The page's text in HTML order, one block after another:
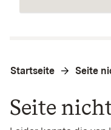
Startseite Seite
Seite